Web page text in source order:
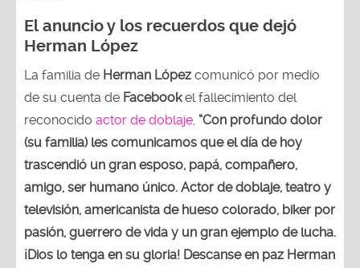
El anuncio y los recuerdos que dejó
Herman López
La familia de Herman López comunicó por medio
de su cuenta de Facebookel fallecimiento del
reconocido actor de doblaje “Con profundo dolor
(su familia) les comunicamos que el día de hoy
trascendió un gran esposo, papá, compañero,
amigo, ser humano único. Actor de doblaje, teatro y
televisión, americanista de hueso colorado, biker por
pasión, guerrero de vida y un gran ejemplo de lucha.
¡Dios lo tenga en su gloria! Descanse en paz Herman